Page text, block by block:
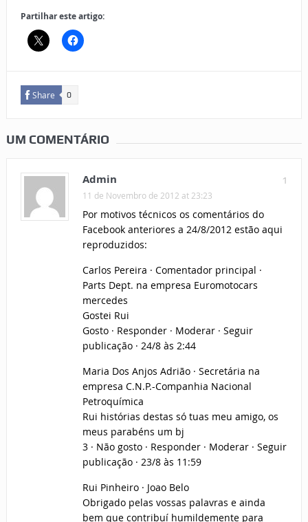
Partilhar este artigo:
Share 0
UM COMENTÁRIO
1
Admin
11 de Novembro de 2012 at 23:23
Por motivos técnicos os comentários do
Facebook anteriores a 24/8/2012 estão aqui
reproduzidos:
Carlos Pereira · Comentador principal ·
Parts Dept. na empresa Euromotocars
mercedes
Gostei Rui
Gosto · Responder · Moderar · Seguir
publicação · 24/8 às 2:44
Maria Dos Anjos Adrião · Secretária na
empresa C.N.P.-Companhia Nacional
Petroquímica
Rui histórias destas só tuas meu amigo, os
meus parabéns um bj
3 · Não gosto · Responder · Moderar · Seguir
publicação · 23/8 às 11:59
Rui Pinheiro · Joao Belo
Obrigado pelas vossas palavras e ainda
bem que contribuí humildemente para